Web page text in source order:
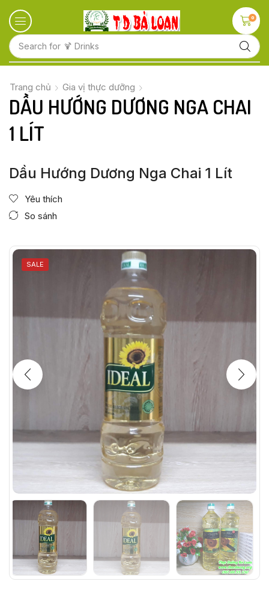
Search for 🍋 Fruits
0
Trang chủ Gia vị thực dưỡng
DẦU HƯỚNG DƯƠNG NGA CHAI
1 LÍT
Dầu Hướng Dương Nga Chai 1 Lít
Yêu thích
So sánh
SALE